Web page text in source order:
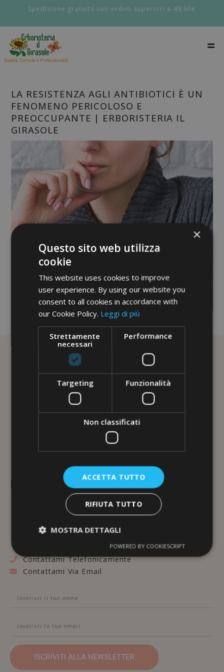
Spedizione gratuita con ordini superiori a 49,90€
LA RESISTENZA AGLI ANTIBIOTICI È UN
FENOMENO PERICOLOSO E
PREOCCUPANTE | ERBORISTERIA IL
GIRASOLE
No image description ...
L'ERBORISTERIA
Via Brunelleschi, 117
48100 Ravenna
Contattami Telefonicamente
Contattami Via Email
ISCRIVITI ALLA NEWSLETTER
×
Questo sito web utilizza
cookie
This website uses cookies to improve
user experience. By using our website you
consent to all cookies in accordance with
our Cookie Policy. Leggi di più
Strettamente
necessari
Performance
Targeting Funzionalità
Non classificati
ACCETTA TUTTO
RIFIUTA TUTTO
MOSTRA DETTAGLI
POWERED BY COOKIESCRIPT